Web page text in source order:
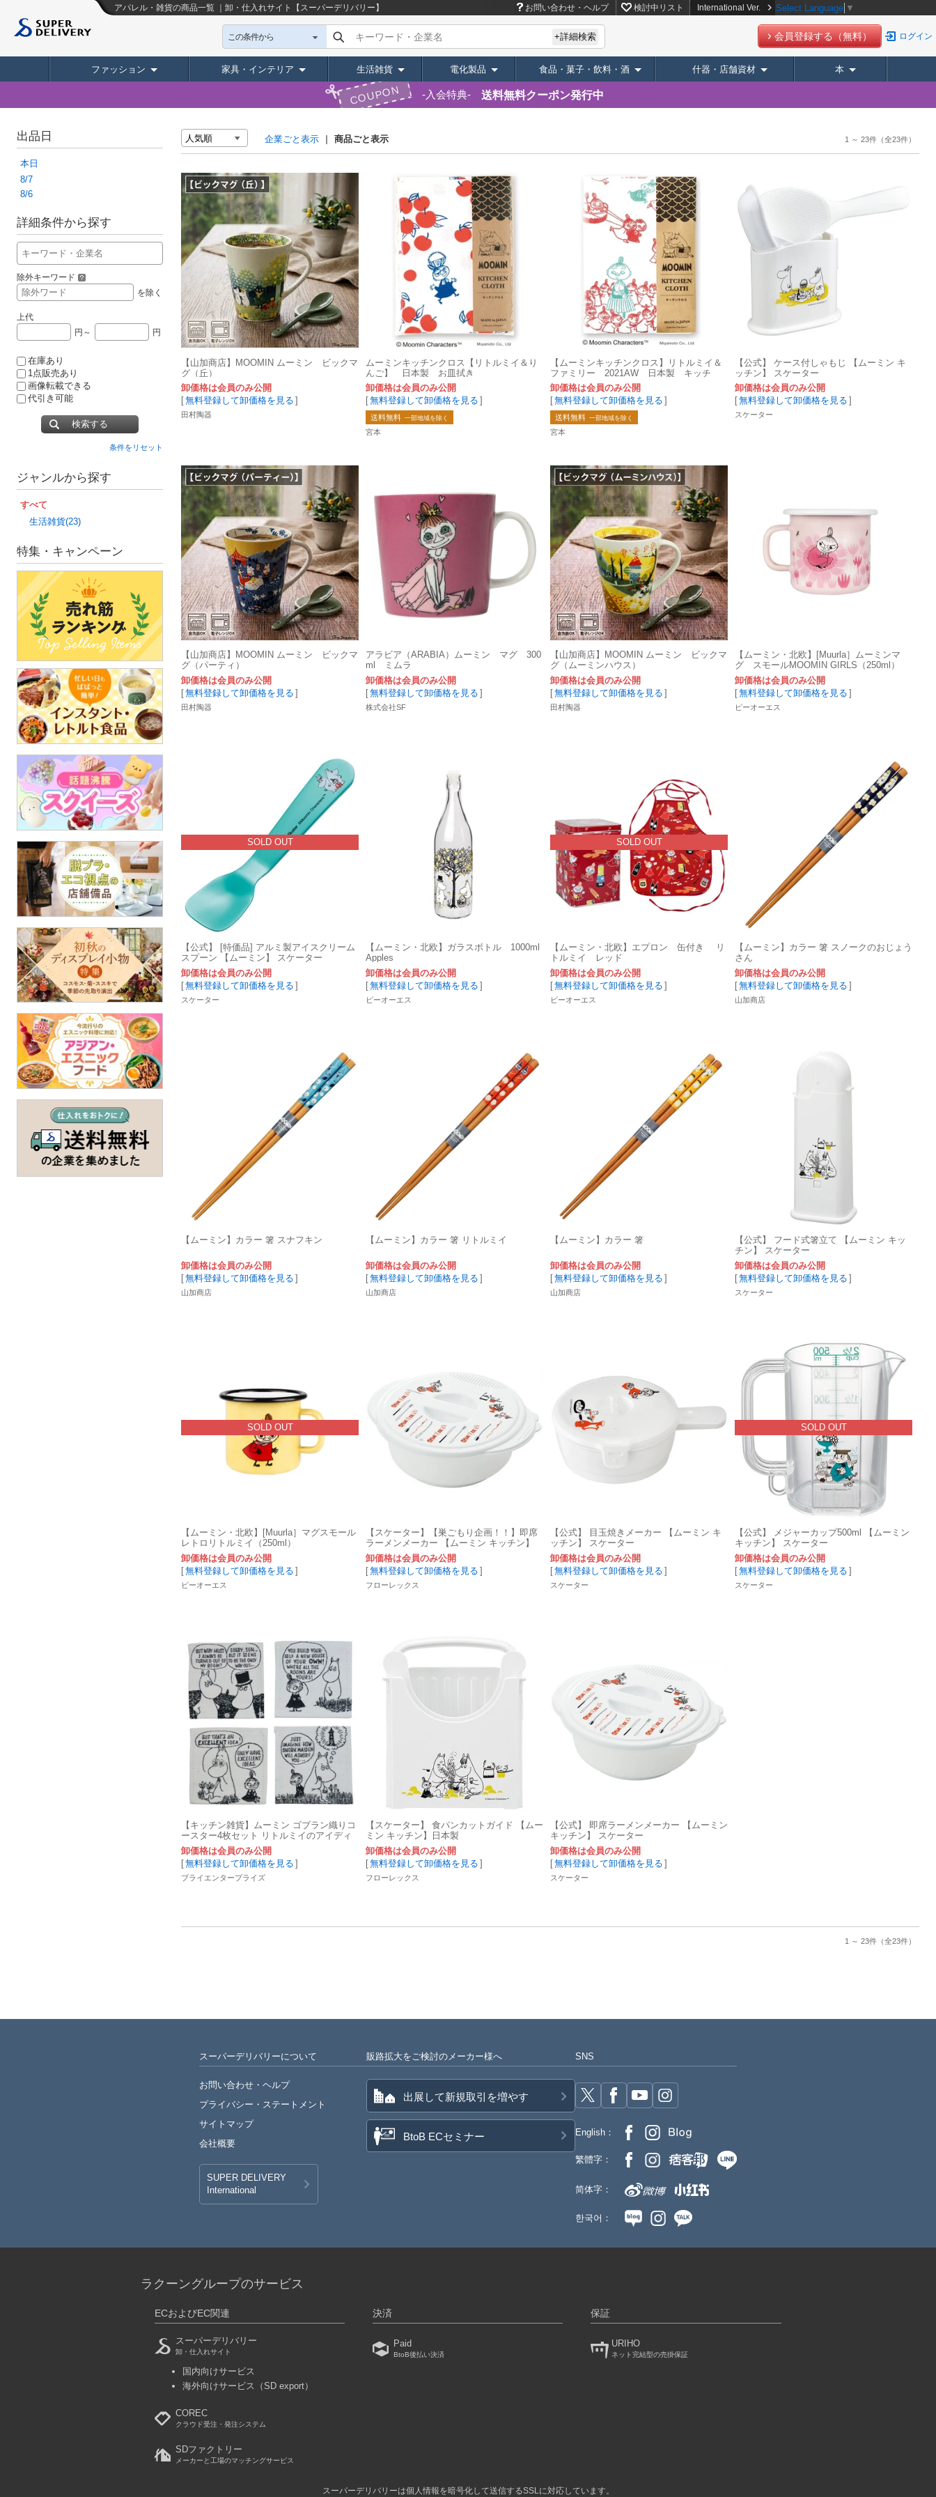
アパレル・雑貨の商品一覧 ｜卸・仕入れサイト【スーパーデリバリー】 お問い合わせ・ヘルプ 検討中リスト International Ver. Select Language ▼
この条件から キーワード・企業名 +詳細検索 会員登録する（無料） ログイン
ファッション 家具・インテリア 生活雑貨 電化製品 食品・菓子・飲料・酒 什器・店舗資材 本
COUPON 入会特典 送料無料クーポン発行中
出品日
本日
8/7
8/6
詳細条件から探す
除外キーワード
を除く
上代
円～
円
在庫あり
1点販売あり
画像転載できる
代引き可能
検索する
条件をリセット
ジャンルから探す
すべて
生活雑貨(23)
特集・キャンペーン
企業ごと表示 商品ごと表示 1 ～ 23件 （全23件）
【山加商店】MOOMIN ムーミン ビックマ
グ（丘）
卸価格は会員のみ公開
[無料登録して卸価格を見る ]
田村陶器
ムーミンキッチンクロス【リトルミイ＆り
んご】 日本製 お皿拭き
卸価格は会員のみ公開
[無料登録して卸価格を見る ]
送料無料 一部地域を除く
宮本
【ムーミンキッチンクロス】リトルミイ＆
ファミリー 2021AW 日本製 キッチ
ン ライフスタイル 2021秋冬
卸価格は会員のみ公開
[無料登録して卸価格を見る ]
送料無料 一部地域を除く
宮本
【公式】 ケース付しゃもじ 【ムーミン キ
ッチン】 スケーター
卸価格は会員のみ公開
[無料登録して卸価格を見る ]
スケーター
【山加商店】MOOMIN ムーミン ビックマ
グ（パーティ）
卸価格は会員のみ公開
[無料登録して卸価格を見る ]
田村陶器
アラビア（ARABIA）ムーミン マグ 300
ml ミムラ
卸価格は会員のみ公開
[無料登録して卸価格を見る ]
株式会社SF
【山加商店】MOOMIN ムーミン ビックマ
グ（ムーミンハウス）
卸価格は会員のみ公開
[無料登録して卸価格を見る ]
田村陶器
【ムーミン・北欧】[Muurla］ムーミンマ
グ スモールMOOMIN GIRLS（250ml）
卸価格は会員のみ公開
[無料登録して卸価格を見る ]
ピーオーエス
SOLD OUT
【公式】 [特価品] アルミ製アイスクリーム
スプーン 【ムーミン】 スケーター
卸価格は会員のみ公開
[無料登録して卸価格を見る ]
スケーター
【ムーミン・北欧】ガラスボトル 1000ml
Apples
卸価格は会員のみ公開
[無料登録して卸価格を見る ]
ピーオーエス
SOLD OUT
【ムーミン・北欧】エプロン 缶付き リ
トルミイ レッド
卸価格は会員のみ公開
[無料登録して卸価格を見る ]
ピーオーエス
【ムーミン】カラー 箸 スノークのおじょう
さん
卸価格は会員のみ公開
[無料登録して卸価格を見る ]
山加商店
【ムーミン】カラー 箸 スナフキン
卸価格は会員のみ公開
[無料登録して卸価格を見る ]
山加商店
【ムーミン】カラー 箸 リトルミイ
卸価格は会員のみ公開
[無料登録して卸価格を見る ]
山加商店
【ムーミン】カラー 箸
卸価格は会員のみ公開
[無料登録して卸価格を見る ]
山加商店
【公式】 フード式箸立て 【ムーミン キッ
チン】 スケーター
卸価格は会員のみ公開
[無料登録して卸価格を見る ]
スケーター
SOLD OUT
【ムーミン・北欧】[Muurla］マグスモール
レトロリトルミイ（250ml）
卸価格は会員のみ公開
[無料登録して卸価格を見る ]
ピーオーエス
【スケーター】【巣ごもり企画！！】即席
ラーメンメーカー 【ムーミン キッチン】
日本製
卸価格は会員のみ公開
[無料登録して卸価格を見る ]
フローレックス
【公式】 目玉焼きメーカー 【ムーミン キ
ッチン】 スケーター
卸価格は会員のみ公開
[無料登録して卸価格を見る ]
スケーター
SOLD OUT
【公式】 メジャーカップ500ml 【ムーミン
キッチン】 スケーター
卸価格は会員のみ公開
[無料登録して卸価格を見る ]
スケーター
【キッチン雑貨】ムーミン ゴブラン織りコ
ースター4枚セット リトルミイのアイディ
ア
卸価格は会員のみ公開
[無料登録して卸価格を見る ]
ブライエンタープライズ
【スケーター】 食パンカットガイド 【ムー
ミン キッチン】日本製
卸価格は会員のみ公開
[無料登録して卸価格を見る ]
フローレックス
【公式】 即席ラーメンメーカー 【ムーミン
キッチン】 スケーター
卸価格は会員のみ公開
[無料登録して卸価格を見る ]
スケーター
1 ～ 23件 （全23件）
スーパーデリバリーについて
お問い合わせ・ヘルプ
プライバシー・ ステートメント
サイトマップ
会社概要
SUPER DELIVERY
International
販路拡大をご検討のメーカー様へ
出展して新規取引を増やす
BtoB ECセミナー
SNS
English：
繁體字：
简体字：
한국어：
ラクーングループのサービス
ECおよびEC関連
スーパーデリバリー
卸・仕入れサイト
国内向けサービス
海外向けサービス
（SD export）
COREC
クラウド受注・発注システム
SDファクトリー
メーカーと工場のマッチングサービス
決済
Paid
BtoB後払い決済
保証
URIHO
ネット完結型の売掛保証
スーパーデリバリーは個人情報を暗号化して送信するSSLに対応しています。